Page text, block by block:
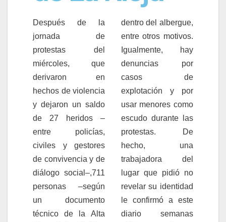
Después de la
jornada de
protestas del
miércoles, que
derivaron en
hechos de violencia
y dejaron un saldo
de 27 heridos –
entre policías,
civiles y gestores
de convivencia y de
diálogo social–,711
personas –según
un documento
técnico de la Alta
dentro del albergue,
entre otros motivos.
Igualmente, hay
denuncias por
casos de
explotación y por
usar menores como
escudo durante las
protestas. De
hecho, una
trabajadora del
lugar que pidió no
revelar su identidad
le confirmó a este
diario semanas